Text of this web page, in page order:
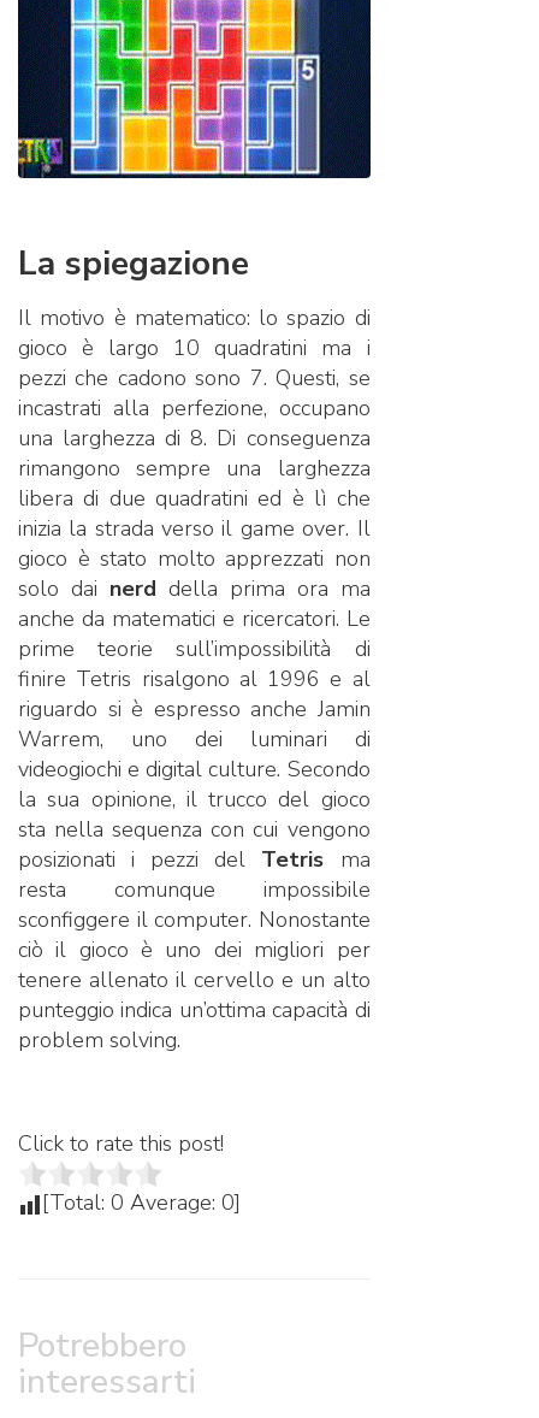
La spiegazione
Il motivo è matematico: lo spazio di
gioco è largo 10 quadratini ma i
pezzi che cadono sono 7. Questi, se
incastrati alla perfezione, occupano
una larghezza di 8. Di conseguenza
rimangono sempre una larghezza
libera di due quadratini ed è lì che
inizia la strada verso il game over. Il
gioco è stato molto apprezzati non
solo dai nerd della prima ora ma
anche da matematici e ricercatori. Le
prime teorie sull’impossibilità di
finire Tetris risalgono al 1996 e al
riguardo si è espresso anche Jamin
Warrem, uno dei luminari di
videogiochi e digital culture. Secondo
la sua opinione, il trucco del gioco
sta nella sequenza con cui vengono
posizionati i pezzi del Tetris ma
resta comunque impossibile
sconfiggere il computer. Nonostante
ciò il gioco è uno dei migliori per
tenere allenato il cervello e un alto
punteggio indica un’ottima capacità di
problem solving.
Click to rate this post!
[Total: 0 Average: 0]
Potrebbero
interessarti